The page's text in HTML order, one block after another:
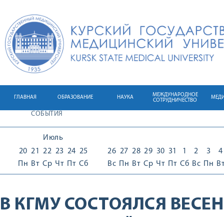
ГЛАВНАЯ ОБРАЗОВАНИЕ НАУКА
МЕЖДУНАРОДНОЕ
СОТРУДНИЧЕСТВО
СОБЫТИЯ
Июль
20
Пн
21
Вт
22
Ср
23
Чт
24
Пт
25
Сб
26
Вс
27
Пн
28
Вт
29
Ср
30
Чт
31
Пт
1
Сб
2
Вс
3
Пн
4
В КГМУ СОСТОЯЛСЯ